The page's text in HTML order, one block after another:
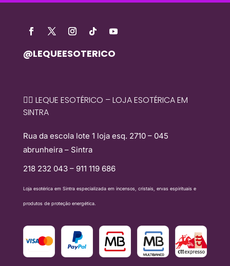
@LEQUEESOTERICO
🧙‍♀️ LEQUE ESOTÉRICO – LOJA ESOTÉRICA EM
SINTRA
Rua da escola lote 1 loja esq. 2710 – 045
abrunheira – Sintra
218 232 043 – 911 119 686
Loja esotérica em Sintra especializada em incensos, cristais, ervas espirituais e
produtos de proteção energética.